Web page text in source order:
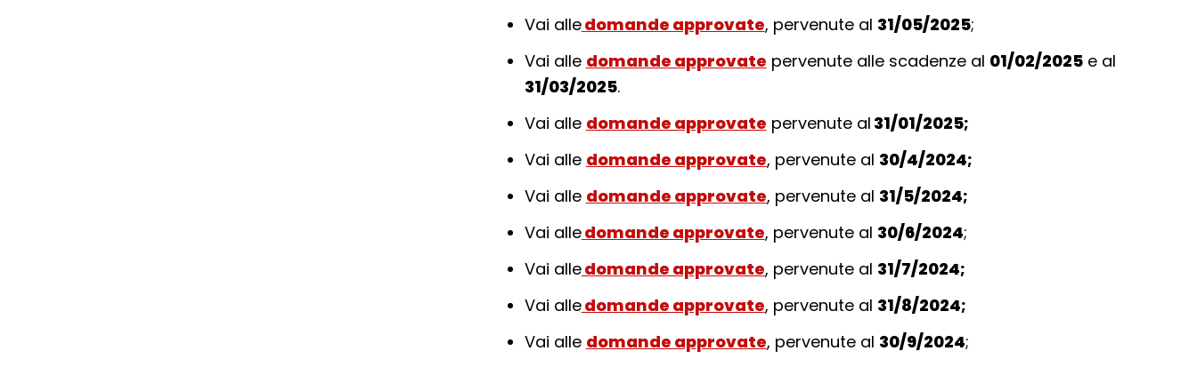
Vai alledomande approvate, pervenute al 31/05/2025;
Vai alle domande approvate pervenute alle scadenze al 01/02/2025e al
31/03/2025.
Vai alle domande approvate pervenute al 31/01/2025;
Vai alle domande approvate, pervenute al 30/4/2024;
Vai alle domande approvate, pervenute al 31/5/2024;
Vai alledomande approvate, pervenute al 30/6/2024;
Vai alledomande approvate, pervenute al 31/7/2024;
Vai alledomande approvate, pervenute al 31/8/2024;
Vai alle domande approvate, pervenute al 30/9/2024;